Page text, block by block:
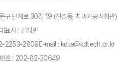
난계로 30길 19 (신설동, 치과기공사회관)
대표자 : 김정민
2253-2809E-mail : kdta@kdtech.or.kr
번호 : 202-82-30649